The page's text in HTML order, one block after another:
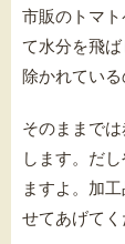
市販のトマ
て水分を飛
除かれてい
そのままで
します。だ
ますよ。加
せてあげてく